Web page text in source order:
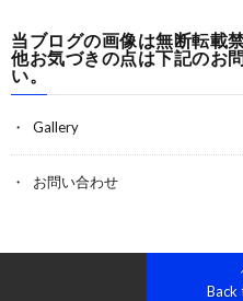
当ブログの画像は無断転載
他お気づきの点は下記のお
い。
Gallery
お問い合わせ
Back